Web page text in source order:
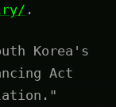
.
Korea's
Act